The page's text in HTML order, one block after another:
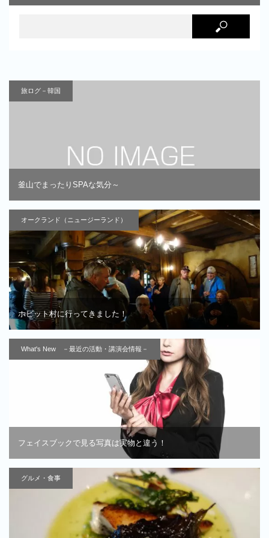
旅ログ－韓国
釜山でまったりSPAな気分～
オークランド（ニュージーランド）
ホビット村に行ってきました！
What's New －最近の活動・講演会情報－
フェイスブックで見る写真は実物と違う！
グルメ・食事